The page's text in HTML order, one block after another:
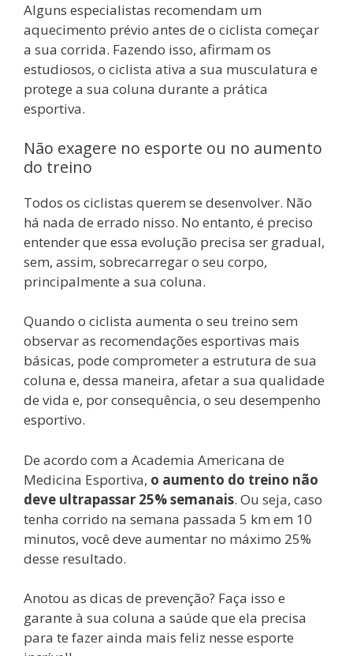
Alguns especialistas recomendam um
aquecimento prévio antes de o ciclista começar
a sua corrida. Fazendo isso, afirmam os
estudiosos, o ciclista ativa a sua musculatura e
protege a sua coluna durante a prática
esportiva.
Não exagere no esporte ou no aumento
do treino
Todos os ciclistas querem se desenvolver. Não
há nada de errado nisso. No entanto, é preciso
entender que essa evolução precisa ser gradual,
sem, assim, sobrecarregar o seu corpo,
principalmente a sua coluna.
Quando o ciclista aumenta o seu treino sem
observar as recomendações esportivas mais
básicas, pode comprometer a estrutura de sua
coluna e, dessa maneira, afetar a sua qualidade
de vida e, por consequência, o seu desempenho
esportivo.
De acordo com a Academia Americana de
Medicina Esportiva, o aumento do treino não
deve ultrapassar 25% semanais. Ou seja, caso
tenha corrido na semana passada 5 km em 10
minutos, você deve aumentar no máximo 25%
desse resultado.
Anotou as dicas de prevenção? Faça isso e
garante à sua coluna a saúde que ela precisa
para te fazer ainda mais feliz nesse esporte